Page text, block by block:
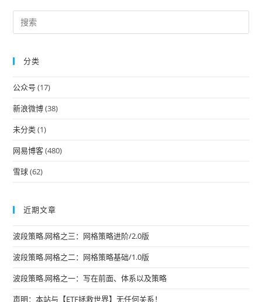
分类
公众号 (17)
新浪微博(38)
未分类(1)
网易博客(480)
雪球(62)
近期文章
波段策略.网格之三：网格策略进阶/2.0版
波段策略.网格之二：网格策略基础/1.0版
波段策略.网格之一：写在前面、体系以及策略
声明：本站与【ETF拯救世界】无任何关系！